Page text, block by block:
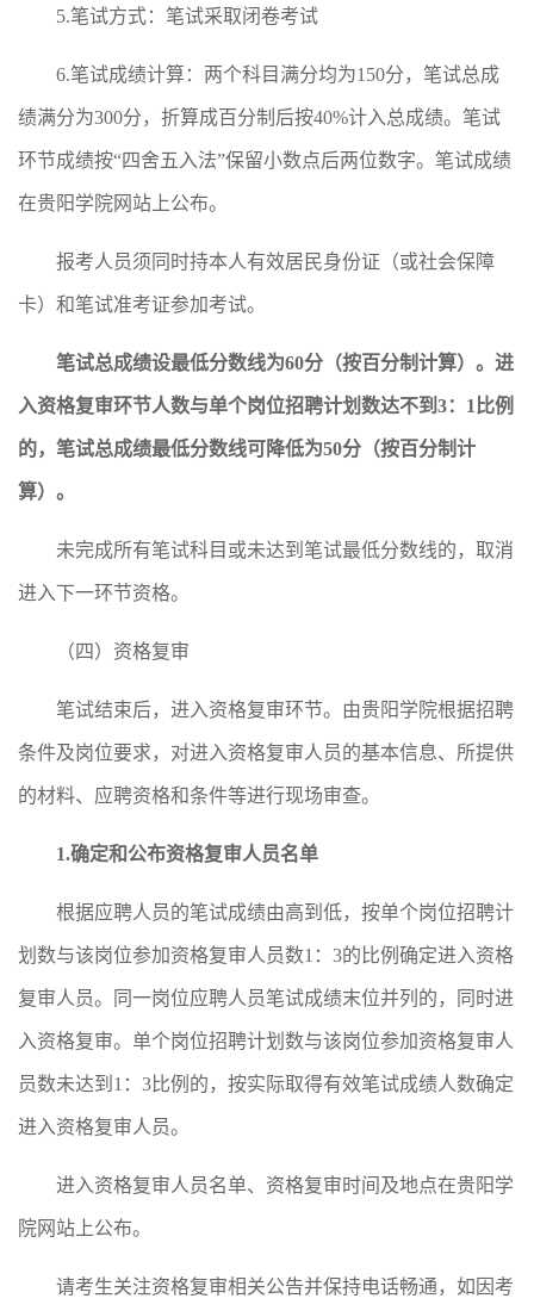
5.笔试方式：笔试采取闭卷考试
6.笔试成绩计算：两个科目满分均为150分，笔试总成
绩满分为300分，折算成百分制后按40%计入总成绩。笔试
环节成绩按“四舍五入法”保留小数点后两位数字。笔试成绩
在贵阳学院网站上公布。
报考人员须同时持本人有效居民身份证（或社会保障
卡）和笔试准考证参加考试。
笔试总成绩设最低分数线为60分（按百分制计算）。进
入资格复审环节人数与单个岗位招聘计划数达不到 3： 1 比例
的，笔试总成绩最低分数线可降低为50分（按百分制计
算）。
未完成所有笔试科目或未达到笔试最低分数线的，取消
进入下一环节资格。
（四）资格复审
笔试结束后，进入资格复审环节。由贵阳学院根据招聘
条件及岗位要求，对进入资格复审人员的基本信息、所提供
的材料、应聘资格和条件等进行现场审查。
1.确定和公布资格复审人员名单
根据应聘人员的笔试成绩由高到低，按单个岗位招聘计
划数与该岗位参加资格复审人员数1：3的比例确定进入资格
复审人员。同一岗位应聘人员笔试成绩末位并列的，同时进
入资格复审。单个岗位招聘计划数与该岗位参加资格复审人
员数未达到1：3比例的，按实际取得有效笔试成绩人数确定
进入资格复审人员。
进入资格复审人员名单、资格复审时间及地点在贵阳学
院网站上公布。
请考生关注资格复审相关公告并保持电话畅通，如因考